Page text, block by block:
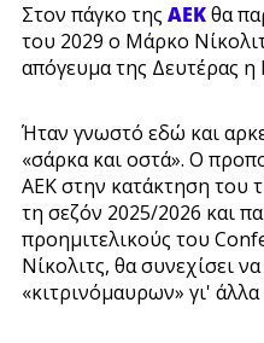
Στον πάγκο της ΑΕΚθα
του 2029 ο Μάρκο
απόγευμα της Δευτέρας η
Ήταν γνωστό εδώ και
«σάρκα και οστά». Ο
ΑΕΚ στην κατάκτηση του
τη σεζόν 2025/2026 και
προημιτελικούς του
Νίκολιτς, θα συνεχίσει
«κιτρινόμαυρων» γι' άλλα